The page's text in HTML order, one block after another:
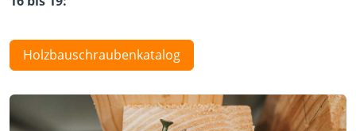
Holzbauschraubenkatalog